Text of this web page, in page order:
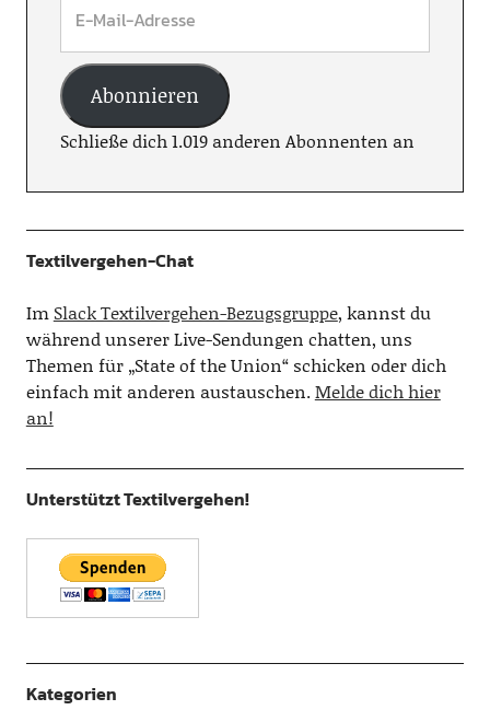
Abonnieren
Schließe dich 1.019 anderen Abonnenten an
Textilvergehen-Chat
Im Slack Textilvergehen-Bezugsgruppe, kannst du
während unserer Live-Sendungen chatten, uns
Themen für „State of the Union“ schicken oder dich
einfach mit anderen austauschen.Melde dich hier
an!
Unterstützt Textilvergehen!
Kategorien